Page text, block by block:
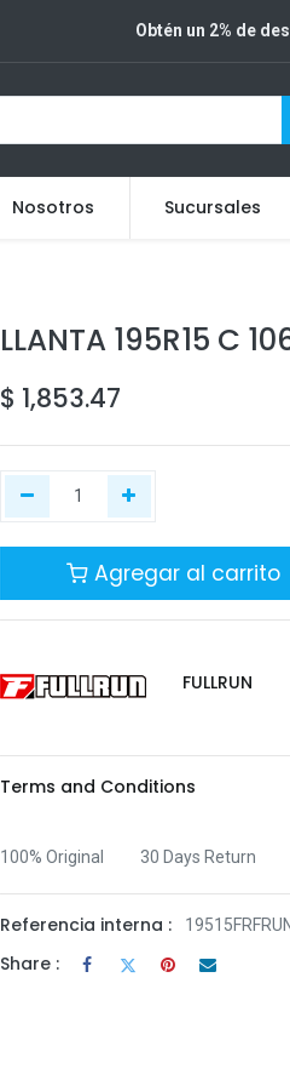
Obtén un 2% de
Nosotros Sucursales
LLANTA 195R15 C
$ 1,853.47
Agregar al carrito
FULLRUN
Terms and Conditions
100% Original 30 Days Return
Referencia interna :
Share :